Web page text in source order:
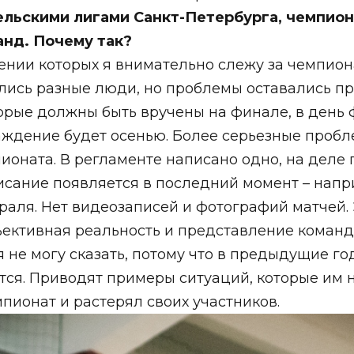
лигами Санкт-Петербурга,
Почему так?
которых я внимательно слежу за
разные люди, но проблемы оставались
должны быть вручены на финале, в день
будет осенью. Более серьезные
В регламенте написано одно, на деле
появляется в последний момент –
Нет видеозаписей и фотографий
реальность и представление
не могу сказать, потому что в предыдущие
Приводят примеры ситуаций, которые им
и растерял своих участников.